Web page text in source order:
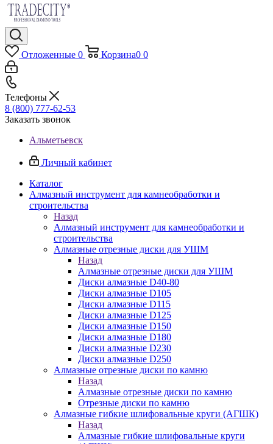
Отложенные 0 Корзина0 0
Телефоны
8 (800) 777-62-53
Заказать звонок
Альметьевск
Личный кабинет
Каталог
Алмазный инструмент для камнеобработки и
строительства
Назад
Алмазный инструмент для камнеобработки и
строительства
Алмазные отрезные диски для УШМ
Назад
Алмазные отрезные диски для УШМ
Диски алмазные D40-80
Диски алмазные D105
Диски алмазные D115
Диски алмазные D125
Диски алмазные D150
Диски алмазные D180
Диски алмазные D230
Диски алмазные D250
Алмазные отрезные диски по камню
Назад
Алмазные отрезные диски по камню
Отрезные диски по камню
Алмазные гибкие шлифовальные круги (АГШК)
Назад
Алмазные гибкие шлифовальные круги